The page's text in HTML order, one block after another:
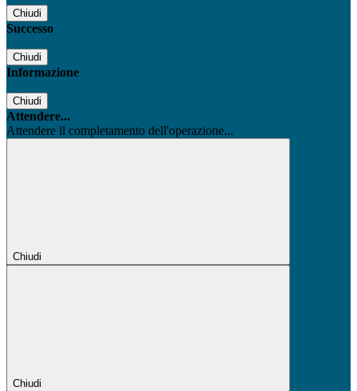
Chiudi
Successo
Chiudi
Informazione
Chiudi
Attendere...
Attendere il completamento dell'operazione...
Chiudi
Chiudi